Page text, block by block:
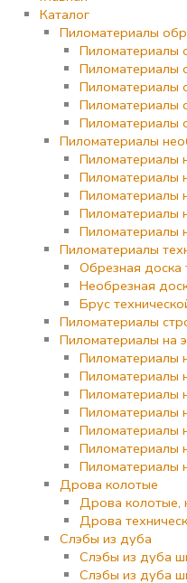
Каталог
Пиломатериалы
Пиломатериалы
Пиломатериалы
Пиломатериалы
Пиломатериалы
Пиломатериалы
Пиломатериалы
Пиломатериалы
Пиломатериалы
Пиломатериалы
Пиломатериалы
Пиломатериалы
Пиломатериалы
Обрезная доска
Необрезная
Брус
Пиломатериалы
Пиломатериалы на
Пиломатериалы
Пиломатериалы
Пиломатериалы
Пиломатериалы
Пиломатериалы
Пиломатериалы
Пиломатериалы
Дрова колотые
Дрова колотые,
Дрова
Слэбы из дуба
Слэбы из дуба
Слэбы из дуба